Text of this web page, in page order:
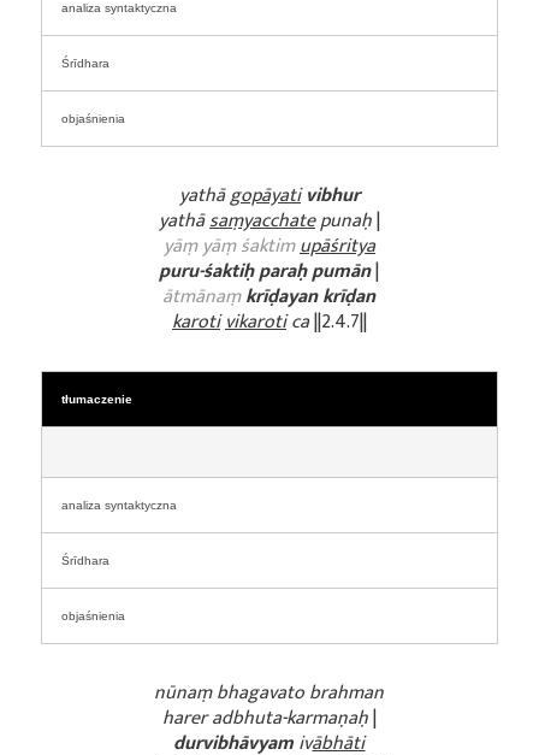
analiza syntaktyczna
Śrīdhara
objaśnienia
yathāgopāyati vibhur
yathāsaṃyacchatepunaḥ|
yāṃ yāṃ śaktimupāśritya
puru-śaktiḥparaḥ pumān|
ātmānaṃkrīḍayan krīḍan
karotivikarotica||2.4.7||
tłumaczenie
analiza syntaktyczna
Śrīdhara
objaśnienia
nūnaṃ bhagavato brahman
harer adbhuta-karmaṇaḥ|
durvibhāvyamivābhāti